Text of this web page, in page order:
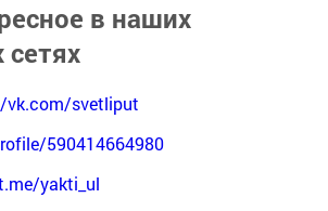
в наших
svetliput
590414664980
yakti_ul